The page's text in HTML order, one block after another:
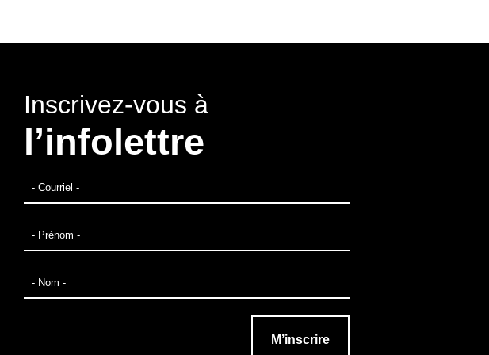
Inscrivez-vous à
l’infolettre